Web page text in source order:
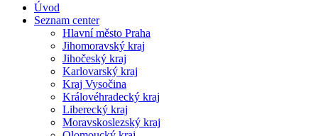
Úvod
Seznam center
Hlavní město Praha
Jihomoravský kraj
Jihočeský kraj
Karlovarský kraj
Kraj Vysočina
Královéhradecký kraj
Liberecký kraj
Moravskoslezský kraj